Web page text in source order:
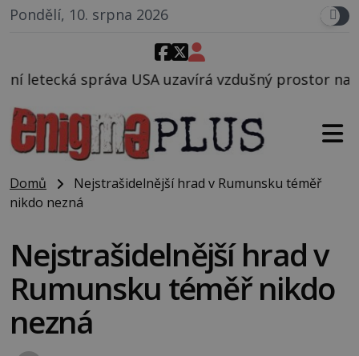
Pondělí, 10. srpna 2026
uzavírá vzdušný prostor nad Oblastí 51, mohlo
Domů
Nejstrašidelnější hrad v Rumunsku téměř
nikdo nezná
Nejstrašidelnější hrad v
Rumunsku téměř nikdo
nezná